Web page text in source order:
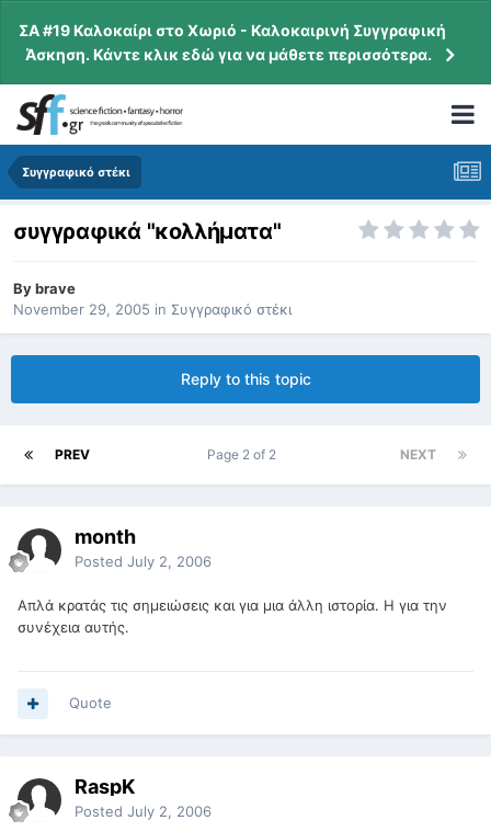
ΣΑ #19 Καλοκαίρι στο Χωριό - Καλοκαιρινή Συγγραφική
Άσκηση. Κάντε κλικ εδώ για να μάθετε περισσότερα.
Συγγραφικό στέκι
συγγραφικά "κολλήματα"
Bybrave
November 29, 2005 in Συγγραφικό στέκι
Reply to this topic
PREV NEXT
Page 2 of 2
month
Posted July 2, 2006
Απλά κρατάς τις σημειώσεις και για μια άλλη ιστορία. Η για την
συνέχεια αυτής.
Quote
RaspK
Posted July 2, 2006